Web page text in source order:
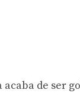
acaba de ser